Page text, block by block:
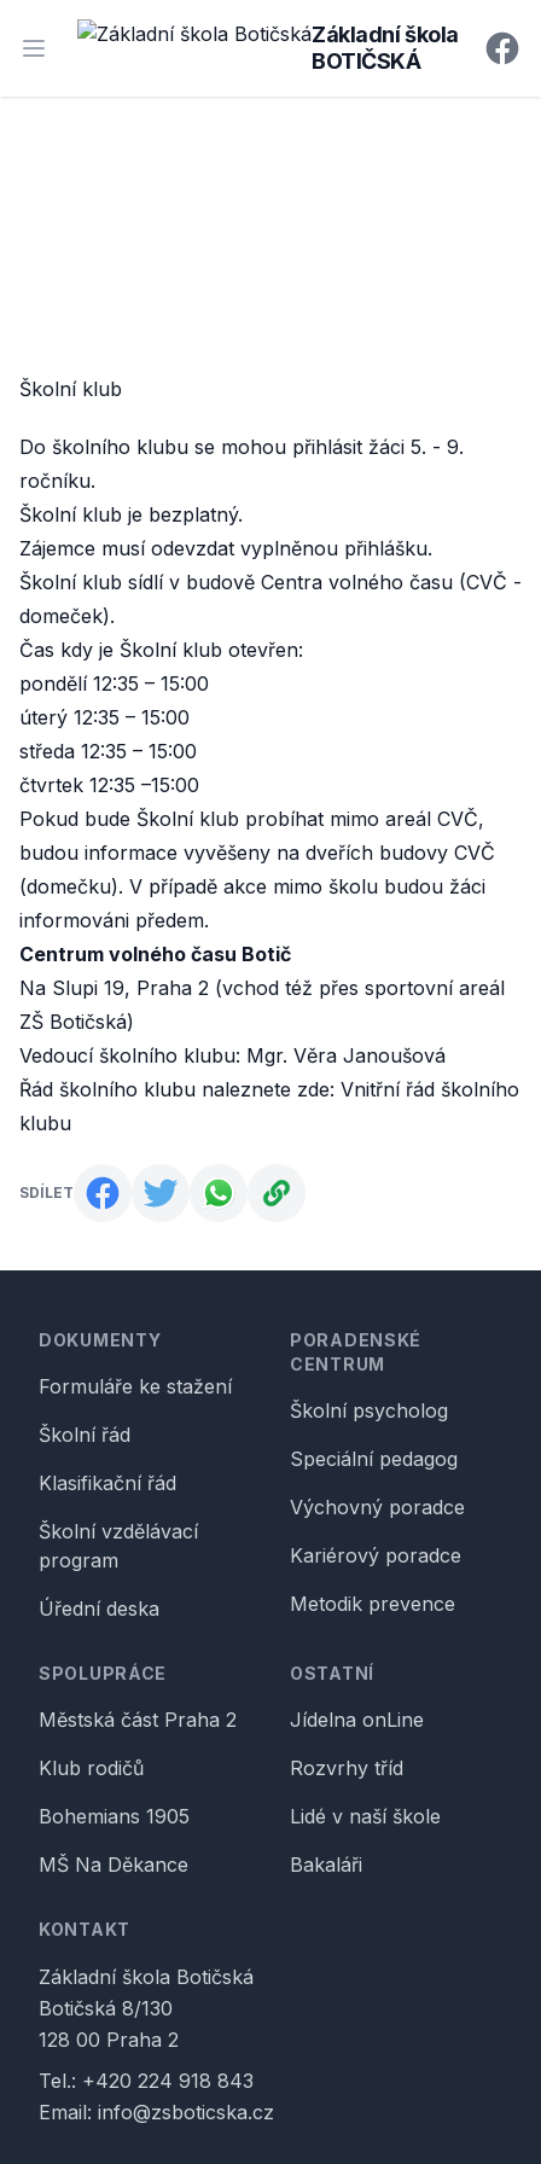
Open main menu
Základní škola
BOTIČSKÁ
Školní klub
Do školního klubu se mohou přihlásit žáci 5. - 9.
ročníku.
Školní klub je bezplatný.
Zájemce musí odevzdat vyplněnou přihlášku.
Školní klub sídlí v budově Centra volného času (CVČ -
domeček).
Čas kdy je Školní klub otevřen:
pondělí 12:35 – 15:00
úterý 12:35 – 15:00
středa 12:35 – 15:00
čtvrtek 12:35 –15:00
Pokud bude Školní klub probíhat mimo areál CVČ,
budou informace vyvěšeny na dveřích budovy CVČ
(domečku). V případě akce mimo školu budou žáci
informováni předem.
Centrum volného času Botič
Na Slupi 19, Praha 2 (vchod též přes sportovní areál
ZŠ Botičská)
Vedoucí školního klubu: Mgr. Věra Janoušová
Řád školního klubu naleznete zde: Vnitřní řád školního
klubu
SDÍLET
DOKUMENTY
Formuláře ke stažení
Školní řád
Klasifikační řád
Školní vzdělávací
program
Úřední deska
PORADENSKÉ
CENTRUM
Školní psycholog
Speciální pedagog
Výchovný poradce
Kariérový poradce
Metodik prevence
SPOLUPRÁCE
Městská část Praha 2
Klub rodičů
Bohemians 1905
MŠ Na Děkance
OSTATNÍ
Jídelna onLine
Rozvrhy tříd
Lidé v naší škole
Bakaláři
KONTAKT
Základní škola Botičská
Botičská 8/130
128 00 Praha 2
Tel.: +420 224 918 843
Email: info@zsboticska.cz